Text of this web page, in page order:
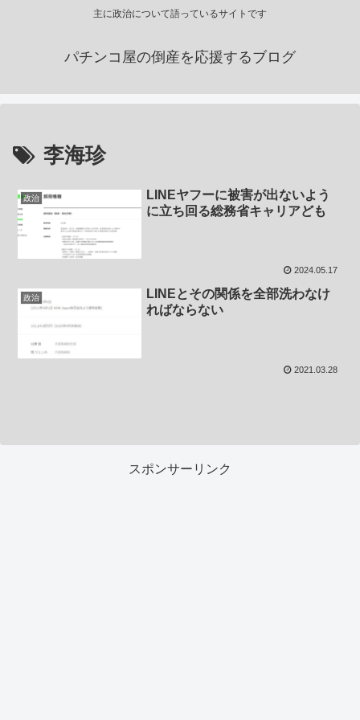
主に政治について語っているサイトです
パチンコ屋の倒産を応援するブログ
李海珍
政治
LINEヤフーに被害が出ないよう
に立ち回る総務省キャリアども
2024.05.17
政治
LINEとその関係を全部洗わなけ
ればならない
2021.03.28
スポンサーリンク